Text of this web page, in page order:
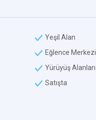
Yeşil Alan
Eğlence Merkezi
Yürüyüş Alanları
Satışta